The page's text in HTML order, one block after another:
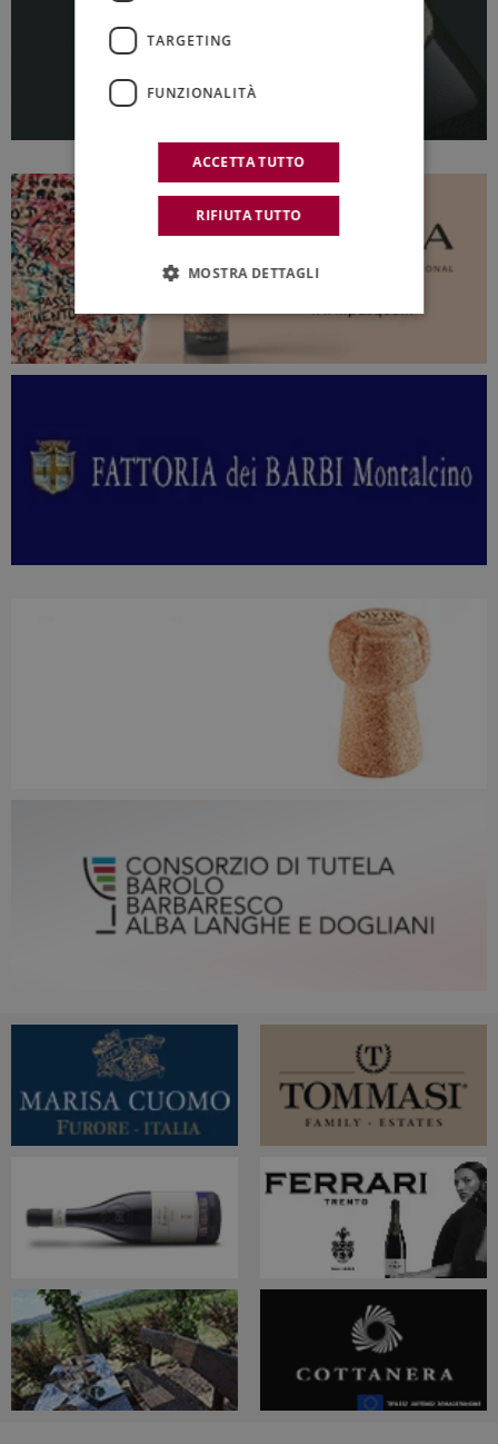
TARGETING
FUNZIONALITÀ
ACCETTA TUTTO
RIFIUTA TUTTO
MOSTRA DETTAGLI